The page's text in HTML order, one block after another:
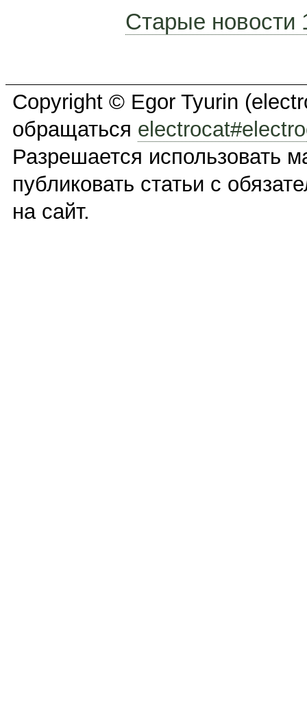
Старые новости
Copyright © Egor Tyurin
обращаться
Разрешается использовать
публиковать статьи с
на сайт.